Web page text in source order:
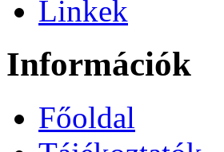
Linkek
Információk
Főoldal